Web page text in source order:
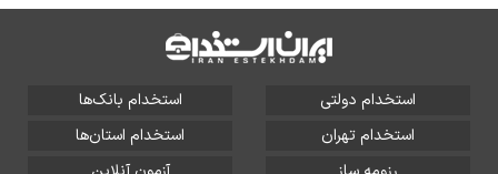
استخدام دولتی
استخدام بانک‌ها
استخدام تهران
استخدام استان‌ها